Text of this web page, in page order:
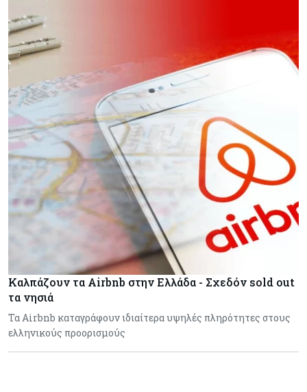
Καλπάζουν τα Airbnb στην Ελλάδα - Σχεδόν sold out
τα νησιά
Τα Airbnb καταγράφουν ιδιαίτερα υψηλές πληρότητες στους
ελληνικούς προορισμούς